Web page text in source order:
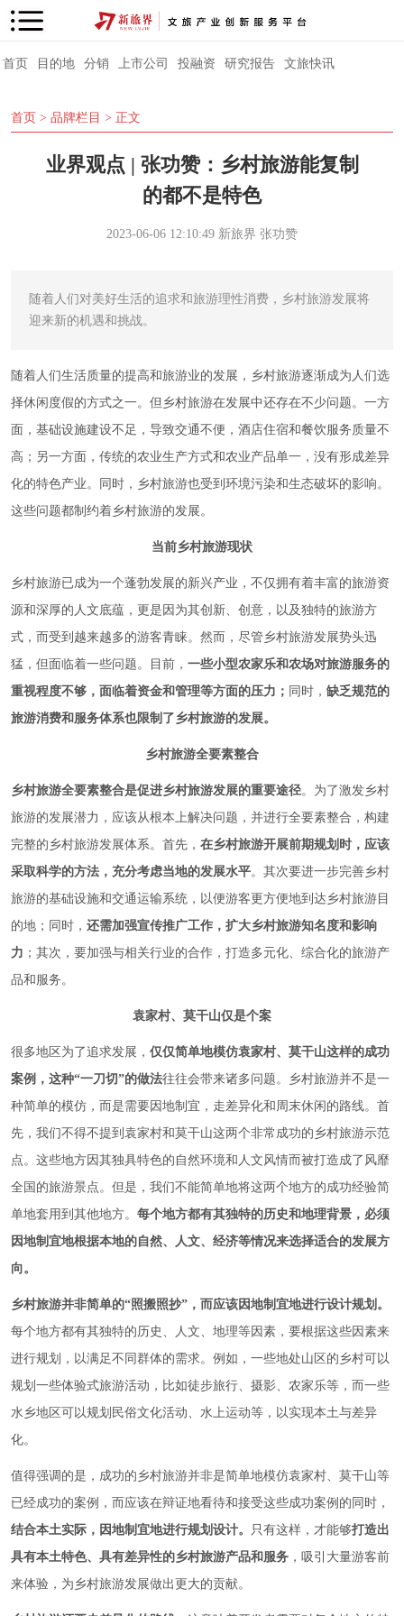
首页 目的地 分销 上市公司 投融资 研究报告 文旅快讯
首页 > 品牌栏目 > 正文
业界观点 | 张功赞：乡村旅游能复制
的都不是特色
2023-06-06 12:10:49 新旅界 张功赞
随着人们对美好生活的追求和旅游理性消费，乡村旅游发展将
迎来新的机遇和挑战。
随着人们生活质量的提高和旅游业的发展，乡村旅游逐渐成为人们选
择休闲度假的方式之一。但乡村旅游在发展中还存在不少问题。一方
面，基础设施建设不足，导致交通不便，酒店住宿和餐饮服务质量不
高；另一方面，传统的农业生产方式和农业产品单一，没有形成差异
化的特色产业。同时，乡村旅游也受到环境污染和生态破坏的影响。
这些问题都制约着乡村旅游的发展。
当前乡村旅游现状
乡村旅游已成为一个蓬勃发展的新兴产业，不仅拥有着丰富的旅游资
源和深厚的人文底蕴，更是因为其创新、创意，以及独特的旅游方
式，而受到越来越多的游客青睐。然而，尽管乡村旅游发展势头迅
猛，但面临着一些问题。目前， 一些小型农家乐和农场对旅游服务的
重视程度不够，面临着资金和管理等方面的压力； 同时， 缺乏规范的
旅游消费和服务体系也限制了乡村旅游的发展。
乡村旅游全要素整合
乡村旅游全要素整合是促进乡村旅游发展的重要途径。为了激发乡村
旅游的发展潜力，应该从根本上解决问题，并进行全要素整合，构建
完整的乡村旅游发展体系。首先， 在乡村旅游开展前期规划时，应该
采取科学的方法，充分考虑当地的发展水平。其次要进一步完善乡村
旅游的基础设施和交通运输系统，以便游客更方便地到达乡村旅游目
的地；同时， 还需加强宣传推广工作，扩大乡村旅游知名度和影响
力 ；其次，要加强与相关行业的合作，打造多元化、综合化的旅游产
品和服务。
袁家村、莫干山仅是个案
很多地区为了追求发展， 仅仅简单地模仿袁家村、莫干山这样的成功
案例，这种“一刀切”的做法往往会带来诸多问题。乡村旅游并不是一
种简单的模仿，而是需要因地制宜，走差异化和周末休闲的路线。首
先，我们不得不提到袁家村和莫干山这两个非常成功的乡村旅游示范
点。这些地方因其独具特色的自然环境和人文风情而被打造成了风靡
全国的旅游景点。但是，我们不能简单地将这两个地方的成功经验简
单地套用到其他地方。 每个地方都有其独特的历史和地理背景，必须
因地制宜地根据本地的自然、人文、经济等情况来选择适合的发展方
向。
乡村旅游并非简单的“照搬照抄”，而应该因地制宜地进行设计规划。
每个地方都有其独特的历史、人文、地理等因素，要根据这些因素来
进行规划，以满足不同群体的需求。例如，一些地处山区的乡村可以
规划一些体验式旅游活动，比如徒步旅行、摄影、农家乐等，而一些
水乡地区可以规划民俗文化活动、水上运动等，以实现本土与差异
化。
值得强调的是，成功的乡村旅游并非是简单地模仿袁家村、莫干山等
已经成功的案例，而应该在辩证地看待和接受这些成功案例的同时，
结合本土实际，因地制宜地进行规划设计。 只有这样，才能够打造出
具有本土特色、具有差异性的乡村旅游产品和服务 ，吸引大量游客前
来体验，为乡村旅游发展做出更大的贡献。